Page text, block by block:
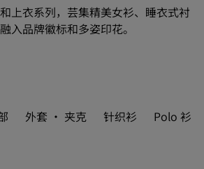
上衣系列，芸集精美女衫、睡衣式衬
入品牌徽标和多姿印花。
巧思融入短袖牛仔款式，成就缤纷女
外套 · 夹克 针织衫 Polo 衫